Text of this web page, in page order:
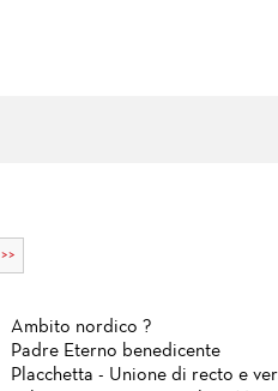
>>
Ambito nordico ?
Padre Eterno benedicente
Placchetta - Unione di recto e